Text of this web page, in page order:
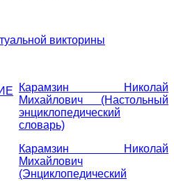
викторины
Карамзин Николай
Михайлович (Настольный
энциклопедический
словарь)
Карамзин Николай
Михайлович
(Энциклопедический